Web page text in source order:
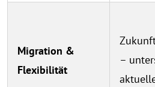
Migration &
Flexibilität
–